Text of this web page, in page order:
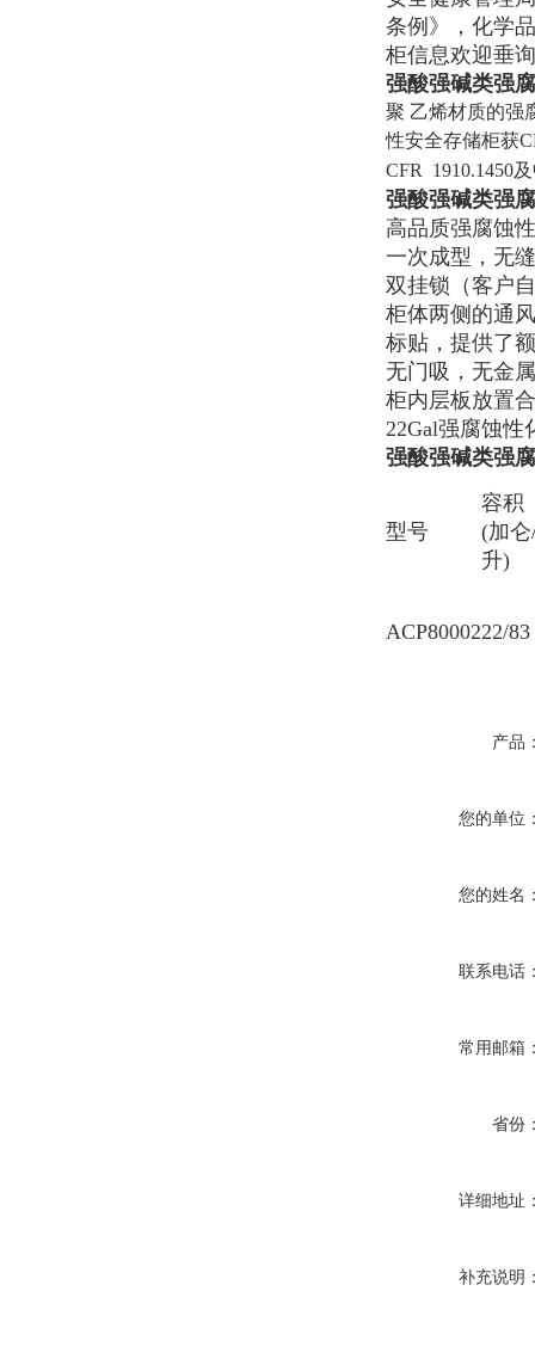
条例》， 化学
柜信息欢迎垂
强酸强碱类强
聚 乙烯材质的强
性安全存储柜获
CFR 1910.1450
强酸强碱类强
高品质强腐蚀
一次成型，无
双挂锁（客户
柜体两侧的通
标贴，提供了
无门吸，无金
柜内层板放置
22Gal强腐蚀
强酸强碱类强
型号
容积
(加
升)
ACP8000222/83
产品
您的单位
您的姓名
联系电话
常用邮箱
省份
详细地址
补充说明